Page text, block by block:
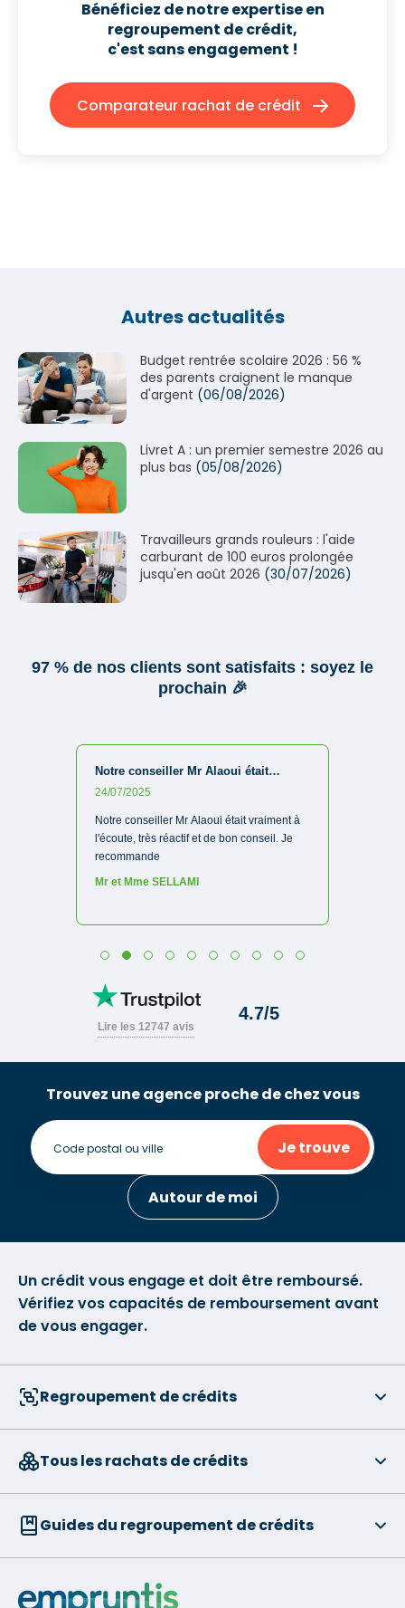
Bénéficiez de notre expertise en
regroupement de crédit,
c'est sans engagement !
Comparateur rachat de crédit
Autres actualités
Budget rentrée scolaire 2026 : 56 %
des parents craignent le manque
d'argent (06/08/2026)
Livret A : un premier semestre 2026 au
plus bas (05/08/2026)
Travailleurs grands rouleurs : l'aide
carburant de 100 euros prolongée
jusqu'en août 2026 (30/07/2026)
Trouvez une agence proche de chez vous
Je trouve
Autour de moi
Un crédit vous engage et doit être remboursé.
Vérifiez vos capacités de remboursement avant
de vous engager.
Regroupement de crédits
Tous les rachats de crédits
Guides du regroupement de crédits